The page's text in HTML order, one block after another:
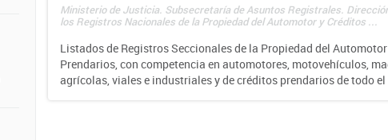
Ministerio de Justicia. Subsecretaría de Asuntos Registrales.
los Registros Nacionales de la Propiedad del Automotor y Créditos ...
Listados de Registros Seccionales de la Propiedad del
Prendarios, con competencia en automotores, motovehículos,
agrícolas, viales e industriales y de créditos prendarios de todo el